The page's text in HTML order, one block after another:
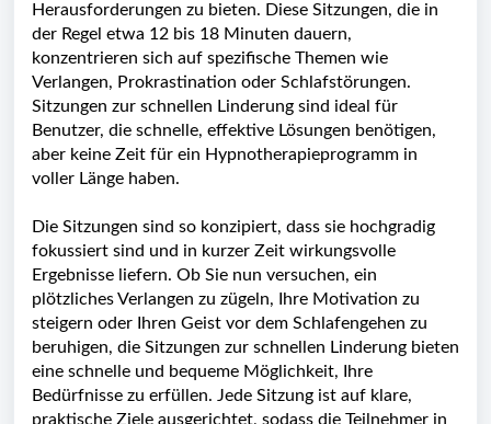
Herausforderungen zu bieten. Diese Sitzungen, die in
der Regel etwa 12 bis 18 Minuten dauern,
konzentrieren sich auf spezifische Themen wie
Verlangen, Prokrastination oder Schlafstörungen.
Sitzungen zur schnellen Linderung sind ideal für
Benutzer, die schnelle, effektive Lösungen benötigen,
aber keine Zeit für ein Hypnotherapieprogramm in
voller Länge haben.
Die Sitzungen sind so konzipiert, dass sie hochgradig
fokussiert sind und in kurzer Zeit wirkungsvolle
Ergebnisse liefern. Ob Sie nun versuchen, ein
plötzliches Verlangen zu zügeln, Ihre Motivation zu
steigern oder Ihren Geist vor dem Schlafengehen zu
beruhigen, die Sitzungen zur schnellen Linderung bieten
eine schnelle und bequeme Möglichkeit, Ihre
Bedürfnisse zu erfüllen. Jede Sitzung ist auf klare,
praktische Ziele ausgerichtet, sodass die Teilnehmer in